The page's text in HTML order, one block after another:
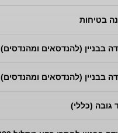
בטיחות
בבניין (להנדסאים ומהנדסים)
בבניין (להנדסאים ומהנדסים)
גובה (כללי)